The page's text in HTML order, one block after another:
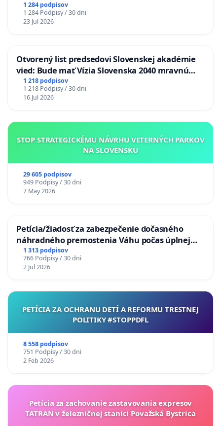
1 284 podpisov
1 284 Podpisy / 30 dni
23 Jul 2026
Otvorený list predsedovi Slovenskej akadémie
vied: Bude mať Vízia Slovenska 2040 mravnú
chrbticu?
1 218 podpisov
1 218 Podpisy / 30 dni
16 Jul 2026
STOP STRATEGICKÉMU NÁVRHU VETERNÝCH PARKOV
NA SLOVENSKU
29 605 podpisov
949 Podpisy / 30 dni
7 May 2026
Petícia/žiadosť za zabezpečenie dočasného
náhradného premostenia Váhu počas úplnej
uzávery Vážskeho mosta v Komárne
1 313 podpisov
766 Podpisy / 30 dni
2 Jul 2026
PETÍCIA ZA OCHRANU DETÍ A REFORMU TRESTNEJ
POLITIKY #STOPPDFL
8 558 podpisov
751 Podpisy / 30 dni
2 Feb 2026
Petícia za zachovanie zastavovania expresov
TATRAN v železničnej stanici Považská Bystrica